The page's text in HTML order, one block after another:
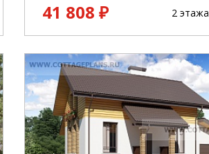
41 808 ₽
2 этажа